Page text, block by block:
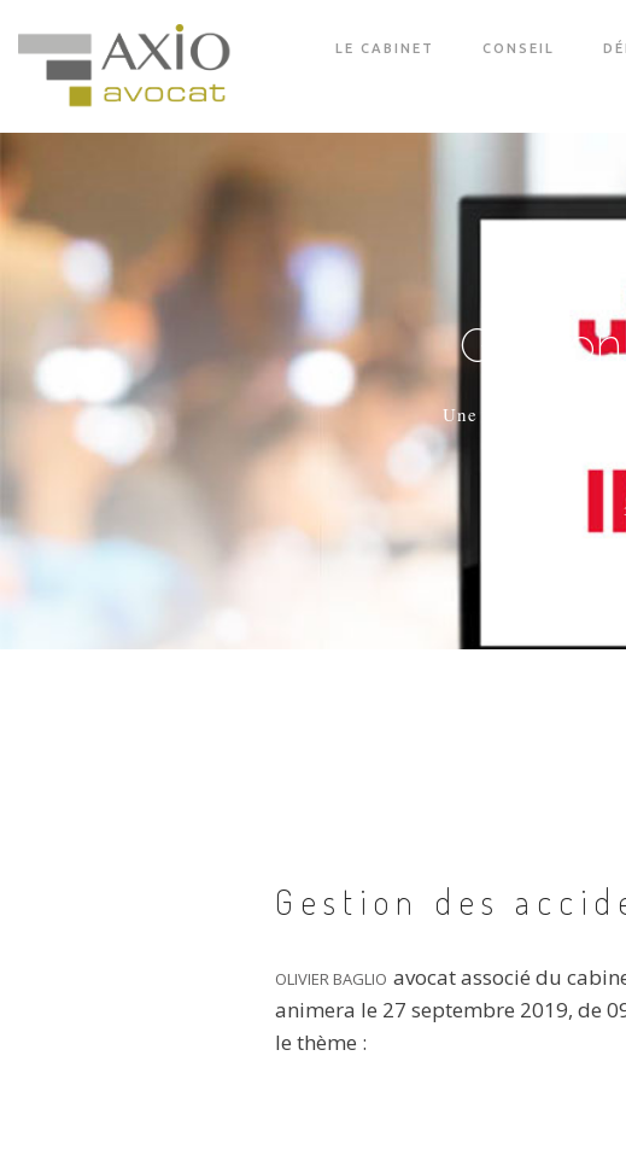
LE CABINET CONSEIL
Une rencontre
Gestion des
OLIVIER BAGLIO avocat associé du
animera le 27 septembre 2019, de
le thème :